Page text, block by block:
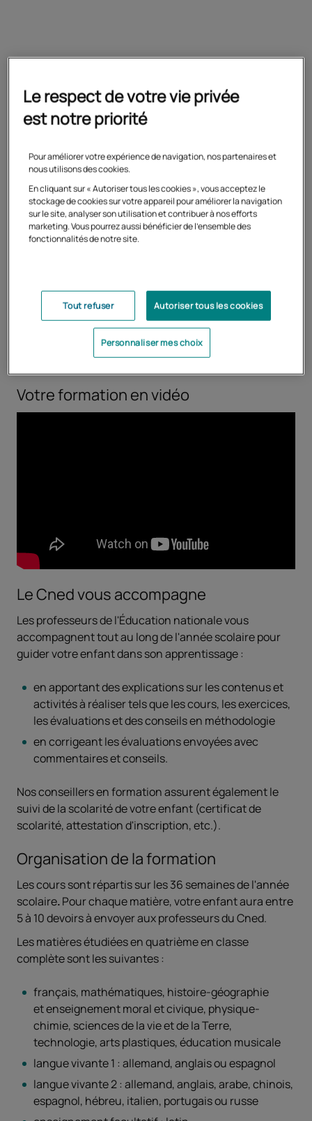
Préparation
Suivre l'année de quatrième
En classe de quatrième, le Cned propose une
formation qui permet à votre enfant de travailler à
partir de livrets de cours consultables et
téléchargeables depuis la plateforme en ligne ainsi
que de livrets de cours imprimés.
Votre formation en vidéo
Le Cned vous accompagne
Les professeurs de l'Éducation nationale vous
accompagnent tout au long de l'année scolaire pour
guider votre enfant dans son apprentissage :
en apportant des explications sur les contenus et
activités à réaliser tels que les cours, les exercices,
les évaluations et des conseils en méthodologie
en corrigeant les évaluations envoyées avec
commentaires et conseils.
Nos conseillers en formation assurent également le
suivi de la scolarité de votre enfant (certificat de
scolarité, attestation d'inscription, etc.).
Organisation de la formation
Les cours sont répartis sur les 36 semaines de l'année
scolaire.Pour chaque matière, votre enfant aura entre
5 à 10 devoirs à envoyer aux professeurs du Cned.
Les matières étudiées en quatrième en classe
complète sont les suivantes :
français, mathématiques, histoire-géographie
et enseignement moral et civique, physique-
chimie, sciences de la vie et de la Terre,
technologie, arts plastiques, éducation musicale
langue vivante 1 : allemand, anglais ou espagnol
langue vivante 2 : allemand, anglais, arabe, chinois,
espagnol, hébreu, italien, portugais ou russe
Le respect de votre vie privée
est notre priorité
Pour améliorer votre expérience de navigation, nos partenaires et
nous utilisons des cookies.
En cliquant sur « Autoriser tous les cookies », vous acceptez le
stockage de cookies sur votre appareil pour améliorer la navigation
sur le site, analyser son utilisation et contribuer à nos efforts
marketing. Vous pourrez aussi bénéficier de l'ensemble des
fonctionnalités de notre site.
Tout refuser Autoriser tous les cookies
Personnaliser mes choix